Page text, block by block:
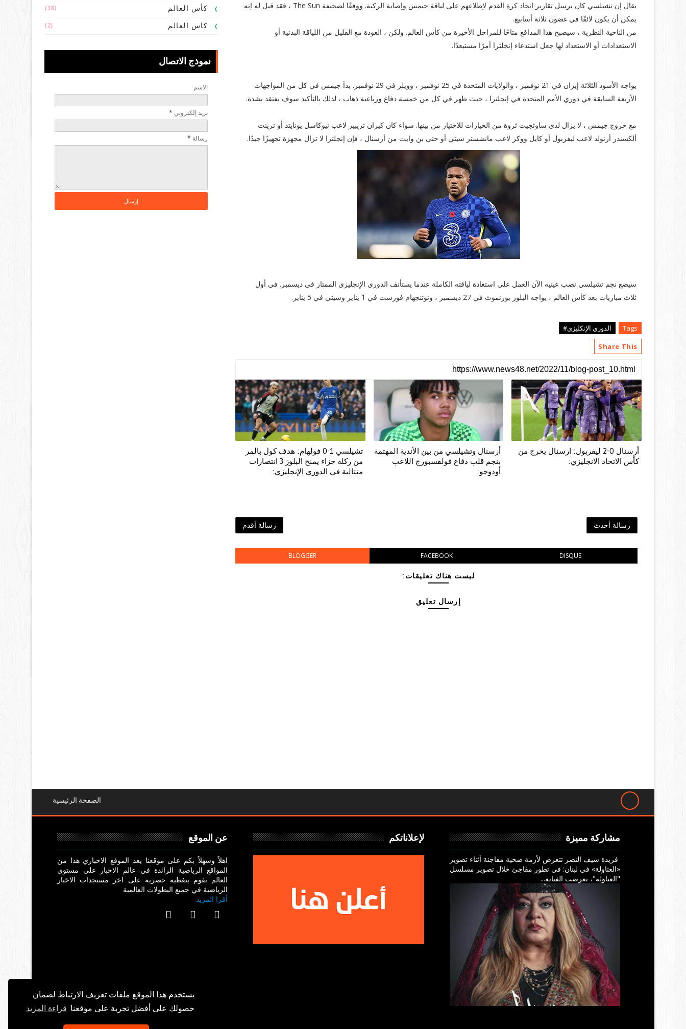
يستخدم هذا الموقع ملفات تعريف الارتباط لضمان
حصولك على أفضل تجربة على موقعنا قراءة المزيد
يقال إن تشيلسي كان يرسل تقارير اتحاد كرة القدم لإطلاعهم على لياقة جيمس وإصابة الركبة. ووفقًا لصحيفة The Sun ، فقد قيل له إنه
يمكن أن يكون لائقًا في غضون ثلاثة أسابيع.
من الناحية النظرية ، سيصبح هذا المدافع متاحًا للمراحل الأخيرة من كأس العالم. ولكن ، العودة مع القليل من اللياقة البدنية أو
الاستعدادات أو الاستعداد لها جعل استدعاء إنجلترا أمرًا مستبعدًا.
يواجه الأسود الثلاثة إيران في 21 نوفمبر ، والولايات المتحدة في 25 نوفمبر ، وويلز في 29 نوفمبر. بدأ جيمس في كل من المواجهات
الأربعة السابقة في دوري الأمم المتحدة في إنجلترا ، حيث ظهر في كل من خمسة دفاع ورباعية ذهاب ، لذلك بالتأكيد سوف يفتقد بشدة.
مع خروج جيمس ، لا يزال لدى ساوثجيت ثروة من الخيارات للاختيار من بينها. سواء كان كيران تريبير لاعب نيوكاسل يونايتد أو ترينت
ألكسندر أرنولد لاعب ليفربول أو كايل ووكر لاعب مانشستر سيتي أو حتى بن وايت من أرسنال ، فإن إنجلترا لا تزال مجهزة تجهيزًا جيدًا.
سيضع نجم تشيلسي نصب عينيه الآن العمل على استعادة لياقته الكاملة عندما يستأنف الدوري الإنجليزي الممتاز في ديسمبر. في أول
ثلاث مباريات بعد كأس العالم ، يواجه البلوز بورنموث في 27 ديسمبر ، ونوتنجهام فورست في 1 يناير وسيتي في 5 يناير.
Tags
الدوري الإنكليزي#
Share This
تشيلسي 1-0 فولهام: هدف كول بالمر
من ركلة جزاء يمنح البلوز 3 انتصارات
متتالية في الدوري الإنجليزي:
أرسنال وتشيلسي من بين الأندية المهتمة
بنجم قلب دفاع فولفسبورج اللاعب
أودوجو:
أرسنال 0-2 ليفربول: ارسنال يخرج من
كأس الاتحاد الانجليزي:
رسالة أحدث رسالة أقدم
BLOGGER FACEBOOK DISQUS
ليست هناك تعليقات:
إرسال تعليق
كأس العالم (38)
كاس العالم (2)
نموذج الاتصال
الاسم
بريد إلكتروني *
رسالة *
الصفحة الرئيسية
عن الموقع
اهلاً وسهلاً بكم على موقعنا يعد الموقع الاخباري هذا من
المواقع الرياضية الرائدة في عالم الاخبار على مستوى
العالم نقوم بتغطية حصرية على اخر مستجدات الاخبار
الرياضية في جميع البطولات العالمية
أقرا المزيد
لإعلاناتكم مشاركة مميزة
فريدة سيف النصر تتعرض لأزمة صحية مفاجئة أثناء تصوير
«العتاولة» في لبنان: في تطور مفاجئ خلال تصوير مسلسل
"العتاولة"، تعرضت الفنانة...